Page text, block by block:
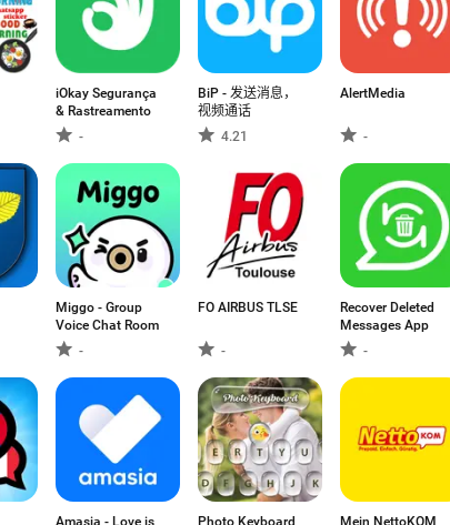
iOkay Segurança
& Rastreamento
-
BiP - 发送消息，
视频通话
4.21
AlertMedia
-
Miggo - Group
Voice Chat Room
-
FO AIRBUS TLSE
-
Recover Deleted
Messages App
-
Amasia - Love is
Photo Keyboard
Mein NettoKOM